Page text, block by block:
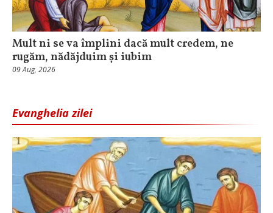
Mult ni se va împlini dacă mult credem, ne
rugăm, nădăjduim și iubim
09 Aug, 2026
Evanghelia zilei